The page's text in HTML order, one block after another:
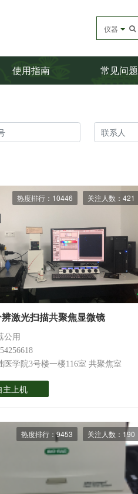
仪器
使用指南 常见问题
热度排行：10446 关注人数：421
辨激光扫描共聚焦显微镜
公用
医学院3号楼一楼116室 共聚焦室
主上机
热度排行：9453 关注人数：190